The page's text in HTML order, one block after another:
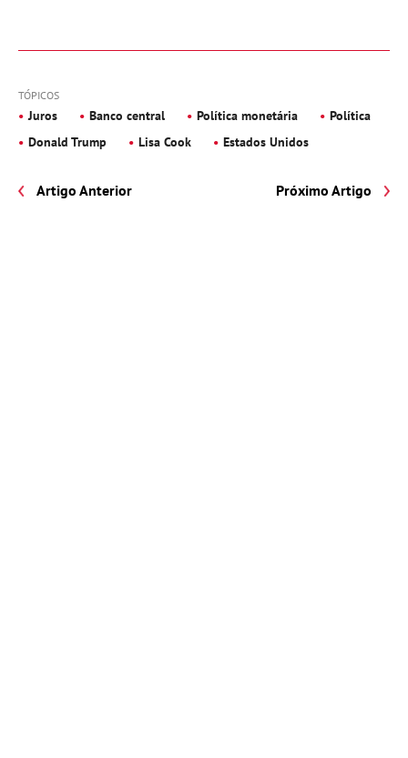
TÓPICOS
Juros Banco central Política monetária
Política
Donald Trump
Lisa Cook Estados Unidos
Artigo Anterior Próximo Artigo